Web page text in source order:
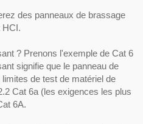
des panneaux de brassage
HCI.
? Prenons l'exemple de Cat 6
signifie que le panneau de
de test de matériel de
Cat 6a (les exigences les plus
6A.